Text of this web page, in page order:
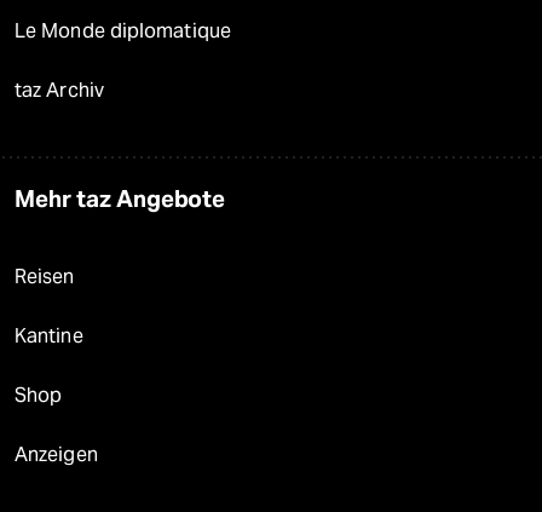
Le Monde diplomatique
taz Archiv
Mehr taz Angebote
Reisen
Kantine
Shop
Anzeigen